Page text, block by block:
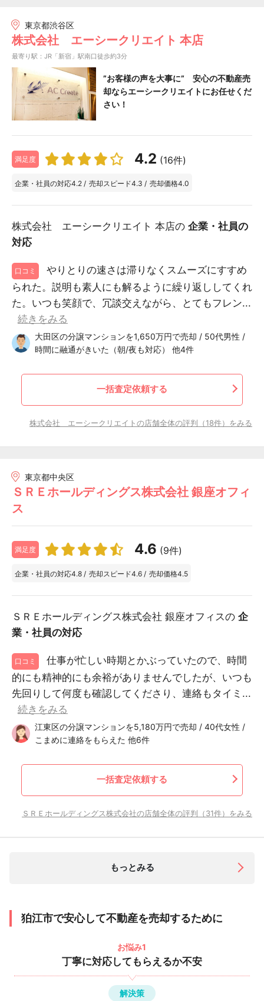
東京都渋谷区
株式会社 エーシークリエイト 本店
最寄り駅：JR「新宿」駅南口徒歩約3分
”お客様の声を大事に” 安心の不動産売
却ならエーシークリエイトにお任せくだ
さい！
満足度 4.2 (16件)
企業・社員の対応4.2 / 売却スピード4.3 / 売却価格4.0
株式会社 エーシークリエイト 本店の 企業・社員の
対応
口コミ
やりとりの速さは滞りなくスムーズにすすめ
られた。説明も素人にも解るように繰り返ししてくれ
た。いつも笑顔で、冗談交えながら、とてもフレン...
続きをみる
大田区の分譲マンションを1,650万円で売却 / 50代男性 /
時間に融通がきいた（朝/夜も対応） 他4件
一括査定依頼する
株式会社 エーシークリエイトの店舗全体の評判（18件）をみる
東京都中央区
ＳＲＥホールディングス株式会社 銀座オフィ
ス
満足度 4.6 (9件)
企業・社員の対応4.8 / 売却スピード4.6 / 売却価格4.5
ＳＲＥホールディングス株式会社 銀座オフィスの 企
業・社員の対応
口コミ
仕事が忙しい時期とかぶっていたので、時間
的にも精神的にも余裕がありませんでしたが、いつも
先回りして何度も確認してくださり、連絡もタイミ...
続きをみる
江東区の分譲マンションを5,180万円で売却 / 40代女性 /
こまめに連絡をもらえた 他6件
一括査定依頼する
ＳＲＥホールディングス株式会社の店舗全体の評判（31件）をみる
もっとみる
狛江市で安心して不動産を売却するために
お悩み1
丁寧に対応してもらえるか不安
解決策